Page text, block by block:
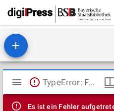
Mirador
Viewer
TypeError: Failed to fetch
Es ist ein Fehler